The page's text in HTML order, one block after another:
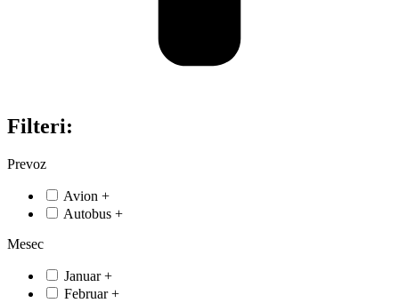
Filteri:
Prevoz
Avion +
Autobus +
Mesec
Januar +
Februar +